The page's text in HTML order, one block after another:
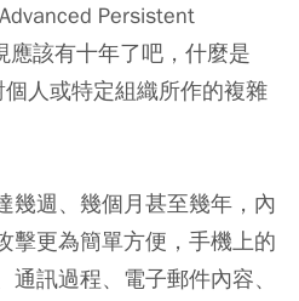
Persistent
應該有十年了吧，什麼是
人或特定組織所作的複雜
幾週、幾個月甚至幾年，內
擊更為簡單方便，手機上的
訊過程、電子郵件內容、